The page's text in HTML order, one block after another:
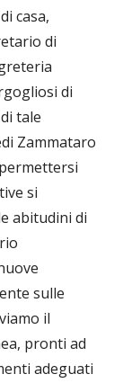
casa,
di
di
tale
Zammataro
si
abitudini di
sulle
il
pronti ad
adeguati